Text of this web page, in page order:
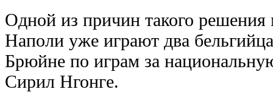
Одной из причин такого
Наполи уже играют два
Брюйне по играм за
Сирил Нгонге.